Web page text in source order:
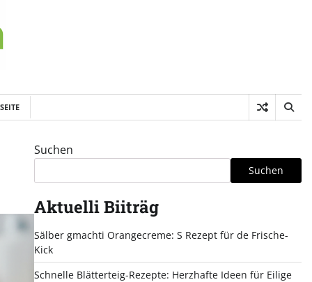
Suchen
Suchen
Aktuelli Biiträg
Sälber gmachti Orangecreme: S Rezept für de Frische-
Kick
Schnelle Blätterteig-Rezepte: Herzhafte Ideen für Eilige